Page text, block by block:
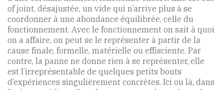
of joint, désajustée, un vide qui n’arrive plus à se
coordonner à une abondance équilibrée, celle du
fonctionnement. Avec le fonctionnement on sait à quoi
on a affaire, on peut se le représenter à partir de la
cause finale, formelle, matérielle ou effisciente. Par
contre, la panne ne donne rien à se représenter, elle
est l’irreprésentable de quelques petits bouts
d’expériences singulièrement concrètes. Ici ou là, dans